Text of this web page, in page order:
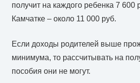
получит на каждого ребенка 7 600
Камчатке – около 11 000 руб.
Если доходы родителей выше
минимума, то рассчитывать на
пособия они не могут.